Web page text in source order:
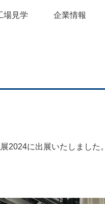
場見学 企業情報
2024に出展いたしました。